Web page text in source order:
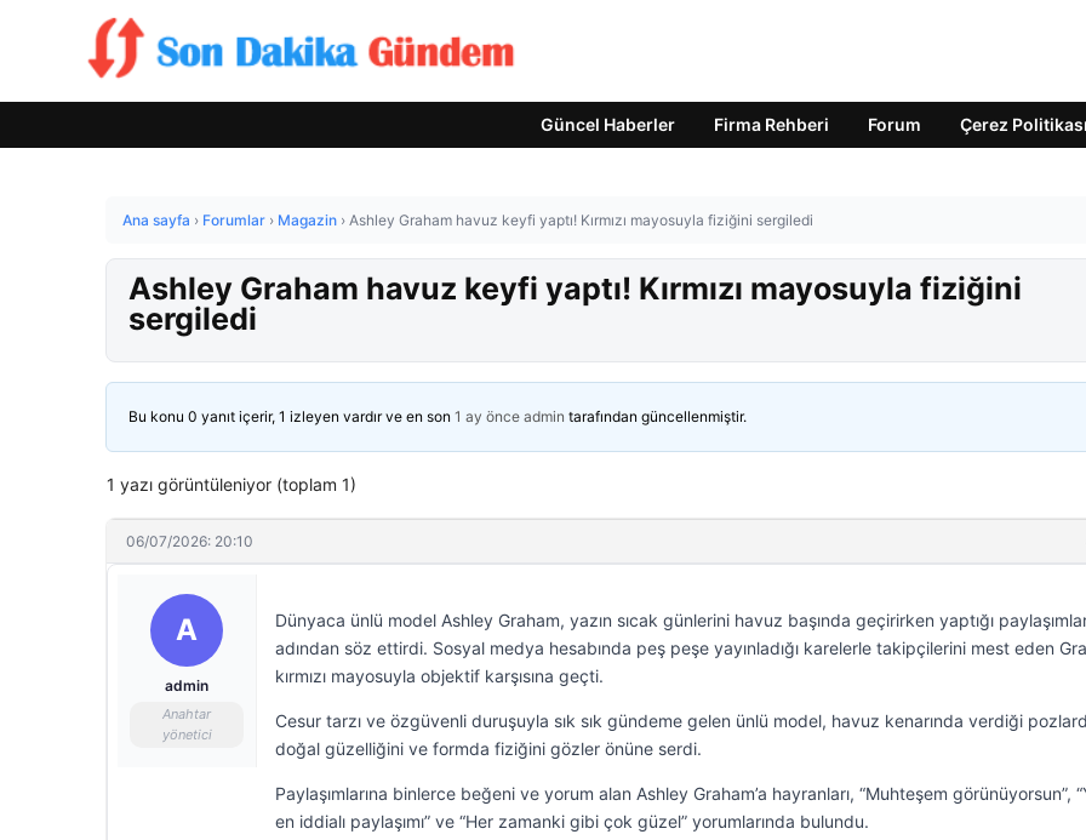
Güncel Haberler Firma Rehberi Forum Çerez Politikası
Ana sayfa › Forumlar › Magazin › Ashley Graham havuz keyfi yaptı! Kırmızı mayosuyla fiziğini sergiledi
Ashley Graham havuz keyfi yaptı! Kırmızı mayosuyla fiziğini
sergiledi
Bu konu 0 yanıt içerir, 1 izleyen vardır ve en son 1 ay önce admin tarafından güncellenmiştir.
1 yazı görüntüleniyor (toplam 1)
06/07/2026: 20:10
A
admin
Anahtar
yönetici
Dünyaca ünlü model Ashley Graham, yazın sıcak günlerini havuz başında geçirirken yaptığı
adından söz ettirdi. Sosyal medya hesabında peş peşe yayınladığı karelerle takipçilerini mest eden
kırmızı mayosuyla objektif karşısına geçti.
Cesur tarzı ve özgüvenli duruşuyla sık sık gündeme gelen ünlü model, havuz kenarında verdiği
doğal güzelliğini ve formda fiziğini gözler önüne serdi.
Paylaşımlarına binlerce beğeni ve yorum alan Ashley Graham’a hayranları, “Muhteşem görünüyorsun”,
en iddialı paylaşımı” ve “Her zamanki gibi çok güzel” yorumlarında bulundu.